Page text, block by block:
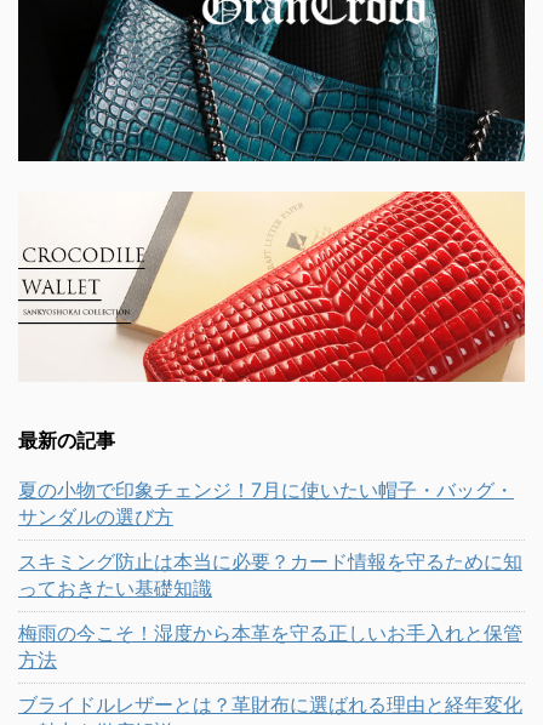
最新の記事
夏の小物で印象チェンジ！7月に使いたい帽子・バッグ・
サンダルの選び方
スキミング防止は本当に必要？カード情報を守るために知
っておきたい基礎知識
梅雨の今こそ！湿度から本革を守る正しいお手入れと保管
方法
ブライドルレザーとは？革財布に選ばれる理由と経年変化